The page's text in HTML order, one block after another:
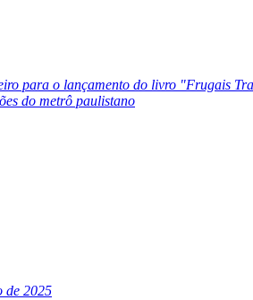
para o lançamento do livro "Frugais
do metrô paulistano
de 2025